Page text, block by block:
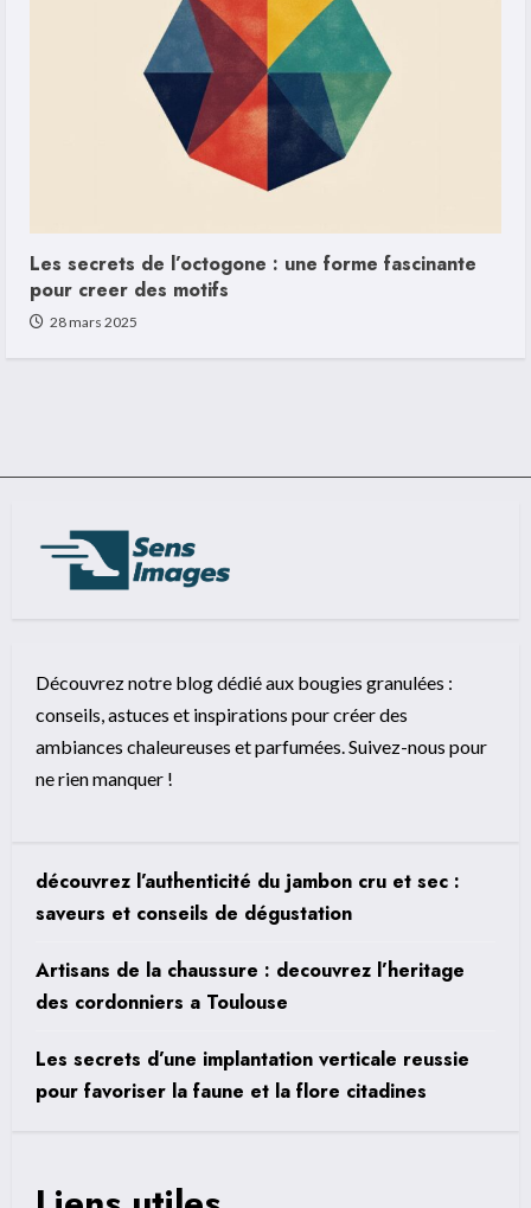
Les secrets de l’octogone : une forme fascinante
pour creer des motifs
28 mars 2025
Découvrez notre blog dédié aux bougies granulées :
conseils, astuces et inspirations pour créer des
ambiances chaleureuses et parfumées. Suivez-nous pour
ne rien manquer !
découvrez l’authenticité du jambon cru et sec :
saveurs et conseils de dégustation
Artisans de la chaussure : decouvrez l’heritage
des cordonniers a Toulouse
Les secrets d’une implantation verticale reussie
pour favoriser la faune et la flore citadines